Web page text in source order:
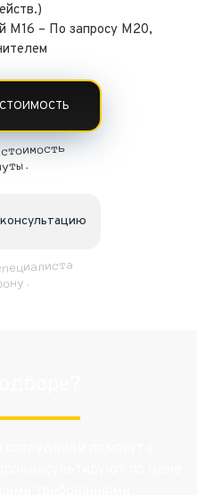
– По запросу M20,